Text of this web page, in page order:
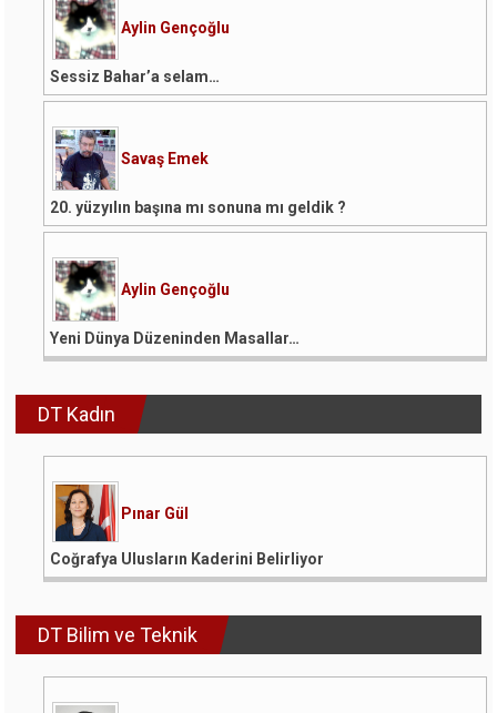
Aylin Gençoğlu
Sessiz Bahar’a selam…
Savaş Emek
20. yüzyılın başına mı sonuna mı geldik ?
Aylin Gençoğlu
Yeni Dünya Düzeninden Masallar…
DT Kadın
Pınar Gül
Coğrafya Ulusların Kaderini Belirliyor
DT Bilim ve Teknik